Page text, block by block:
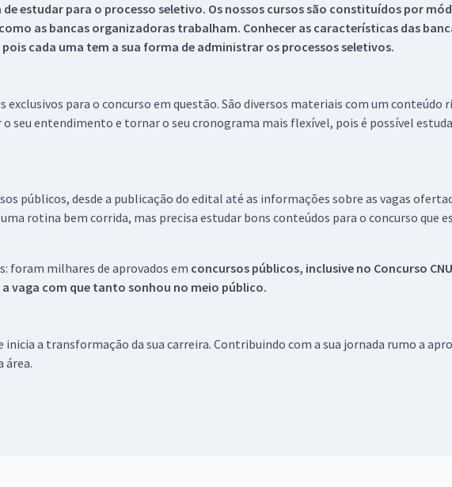
estudar para o processo seletivo. Os nossos cursos são constituídos por
as bancas organizadoras trabalham. Conhecer as características das
cada uma tem a sua forma de administrar os processos seletivos.
exclusivos para o concurso em questão. São diversos materiais com um conteúdo
seu entendimento e tornar o seu cronograma mais flexível, pois é possível
públicos, desde a publicação do edital até as informações sobre as vagas
rotina bem corrida, mas precisa estudar bons conteúdos para o concurso que
foram milhares de aprovados em concursos públicos, inclusive no Concurso CNU
vaga com que tanto sonhou no meio público.
inicia a transformação da sua carreira. Contribuindo com a sua jornada rumo a
área.